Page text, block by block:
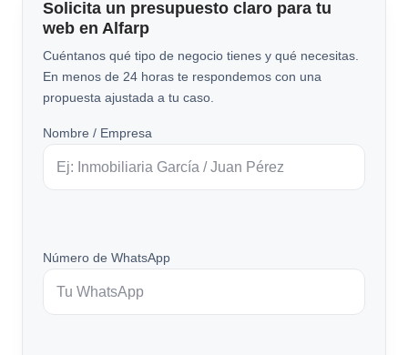
Solicita un presupuesto claro para tu
web en Alfarp
Cuéntanos qué tipo de negocio tienes y qué necesitas.
En menos de 24 horas te respondemos con una
propuesta ajustada a tu caso.
Nombre / Empresa
Número de WhatsApp